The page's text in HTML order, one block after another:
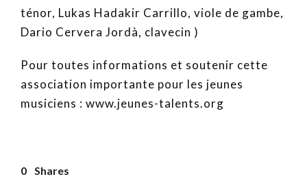
ténor, Lukas Hadakir Carrillo, viole de gambe,
Dario Cervera Jordà, clavecin )
Pour toutes informations et soutenir cette
association importante pour les jeunes
musiciens : www.jeunes-talents.org
0 Shares